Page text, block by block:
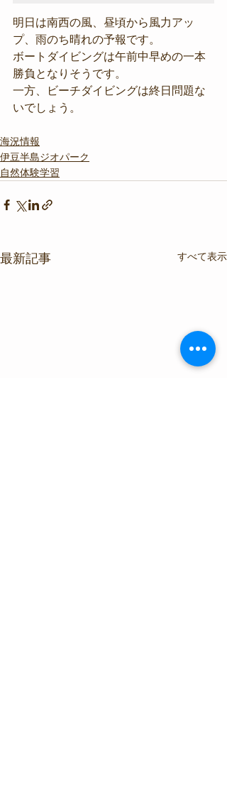
明日は南西の風、昼頃から風力アッ
プ、雨のち晴れの予報です。
ボートダイビングは午前中早めの一本
勝負となりそうです。
一方、ビーチダイビングは終日問題な
いでしょう。
海況情報
伊豆半島ジオパーク
自然体験学習
最新記事 すべて表示